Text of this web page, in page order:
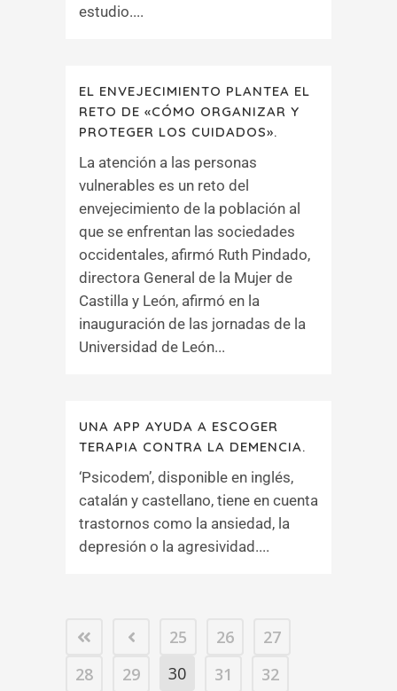
estudio....
EL ENVEJECIMIENTO PLANTEA EL
RETO DE «CÓMO ORGANIZAR Y
PROTEGER LOS CUIDADOS».
La atención a las personas
vulnerables es un reto del
envejecimiento de la población al
que se enfrentan las sociedades
occidentales, afirmó Ruth Pindado,
directora General de la Mujer de
Castilla y León, afirmó en la
inauguración de las jornadas de la
Universidad de León...
UNA APP AYUDA A ESCOGER
TERAPIA CONTRA LA DEMENCIA.
‘Psicodem’, disponible en inglés,
catalán y castellano, tiene en cuenta
trastornos como la ansiedad, la
depresión o la agresividad....
25 26
27
28
29 30 31
32